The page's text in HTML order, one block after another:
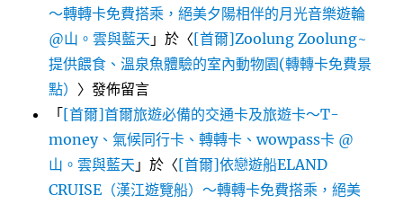
～轉轉卡免費搭乘，絕美夕陽相伴的月光音樂遊輪
@山。雲與藍天 」於〈[首爾]Zoolung Zoolung~
提供餵食、溫泉魚體驗的室內動物園(轉轉卡免費景
點） 〉發佈留言
「[首爾]首爾旅遊必備的交通卡及旅遊卡～T-
money、氣候同行卡、轉轉卡、wowpass卡 @
山。雲與藍天 」於〈[首爾]依戀遊船ELAND
CRUISE（漢江遊覽船）～轉轉卡免費搭乘，絕美